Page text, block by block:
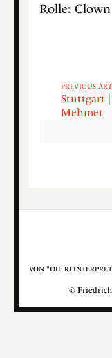
Rolle: Clown
PREVIOUS
Stuttgart
Mehmet
VON "DIE
©